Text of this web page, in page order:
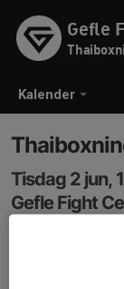
Kalender
Gefle
Tisdag 2 jun,
Gefle Fight
Thaiboxning för